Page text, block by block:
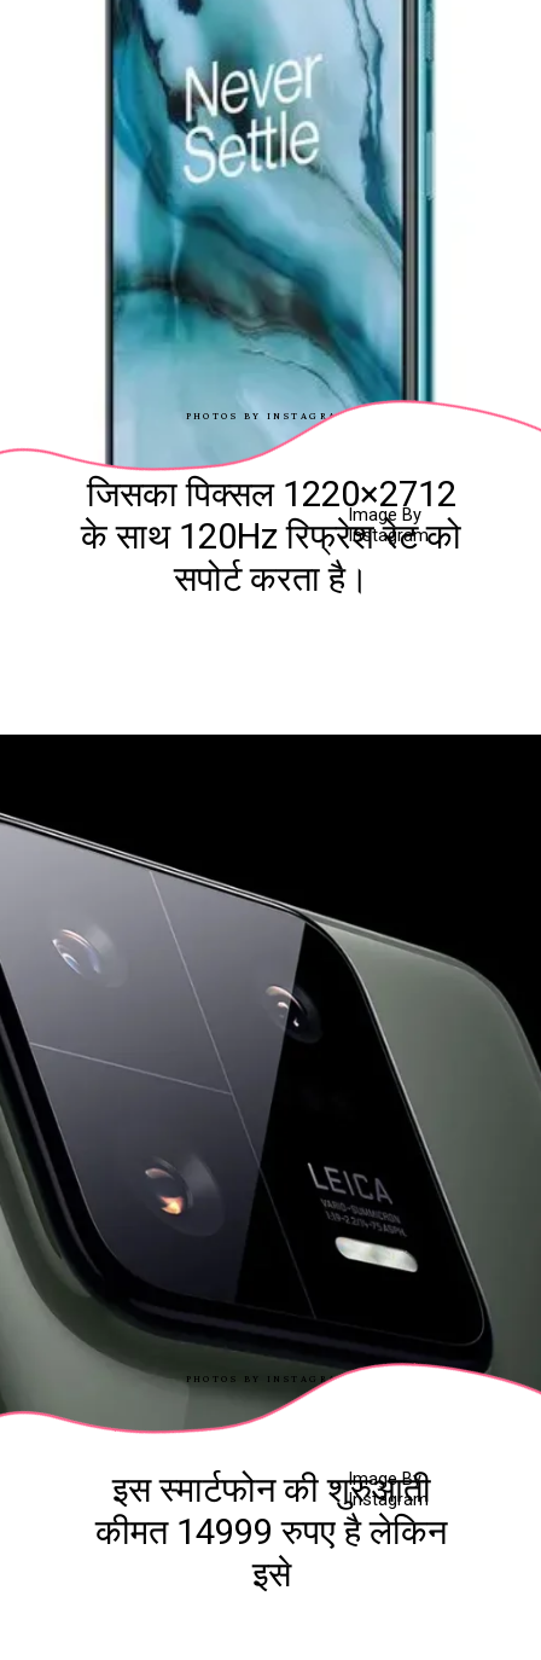
PHOTOS BY INSTAGRAM
Image By
Instagram
जिसका पिक्सल 1220×2712
के साथ 120Hz रिफ्रेश रेट को
सपोर्ट करता है।
PHOTOS BY INSTAGRAM
Image By
Instagram
इस स्मार्टफोन की शुरुआती
कीमत 14999 रुपए है लेकिन
इसे